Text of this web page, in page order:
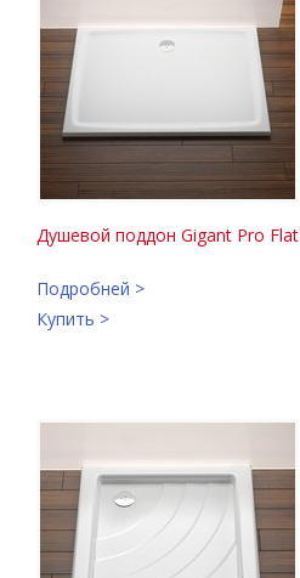
Душевой поддон Gigant Pro Flat
Подробней >
Купить >